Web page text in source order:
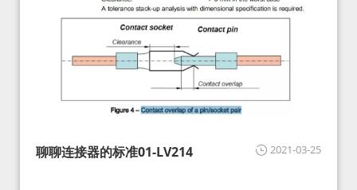
2021-03-25
聊聊连接器的标准01-LV214